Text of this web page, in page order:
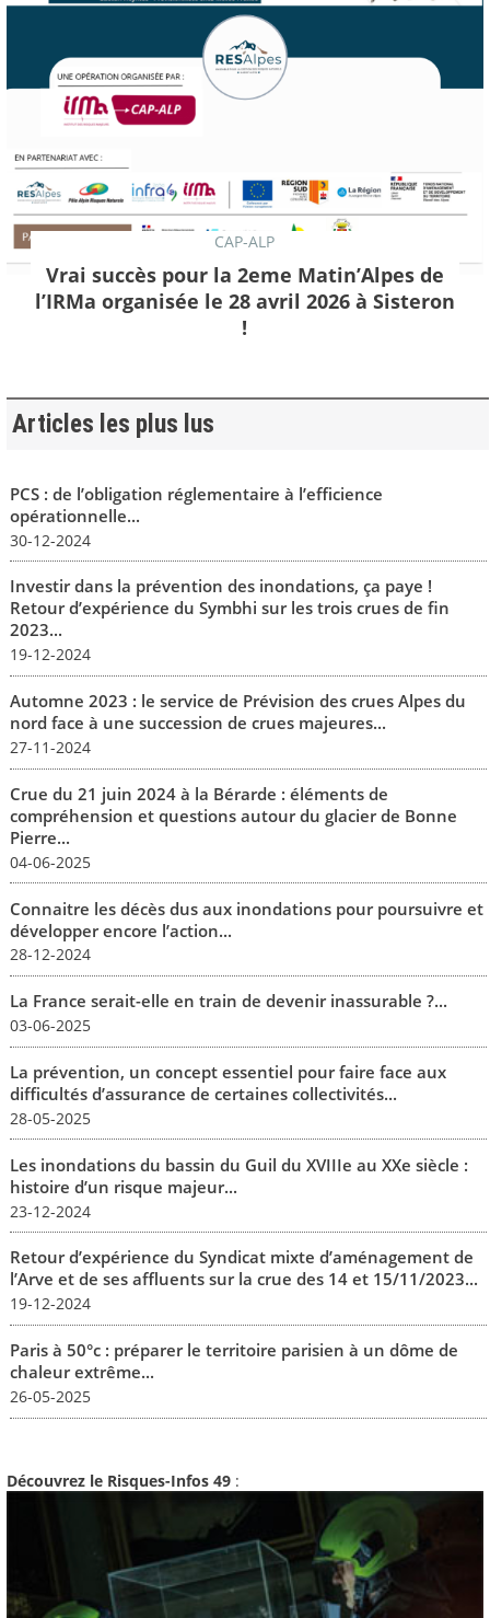
CAP-ALP
Vrai succès pour la 2eme Matin’Alpes de
l’IRMa organisée le 28 avril 2026 à Sisteron
!
Articles les plus lus
PCS : de l’obligation réglementaire à l’efficience
opérationnelle...
30-12-2024
Investir dans la prévention des inondations, ça paye !
Retour d’expérience du Symbhi sur les trois crues de fin
2023...
19-12-2024
Automne 2023 : le service de Prévision des crues Alpes du
nord face à une succession de crues majeures...
27-11-2024
Crue du 21 juin 2024 à la Bérarde : éléments de
compréhension et questions autour du glacier de Bonne
Pierre...
04-06-2025
Connaitre les décès dus aux inondations pour poursuivre et
développer encore l’action...
28-12-2024
La France serait-elle en train de devenir inassurable ?...
03-06-2025
La prévention, un concept essentiel pour faire face aux
difficultés d’assurance de certaines collectivités...
28-05-2025
Les inondations du bassin du Guil du XVIIIe au XXe siècle :
histoire d’un risque majeur...
23-12-2024
Retour d’expérience du Syndicat mixte d’aménagement de
l’Arve et de ses affluents sur la crue des 14 et 15/11/2023...
19-12-2024
Paris à 50°c : préparer le territoire parisien à un dôme de
chaleur extrême...
26-05-2025
Découvrez le Risques-Infos 49 :